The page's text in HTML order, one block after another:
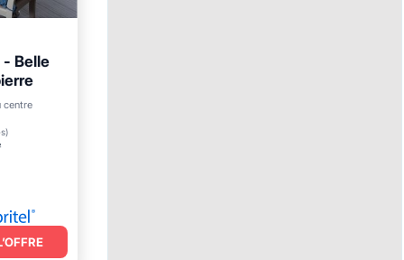
- Belle
centre
)